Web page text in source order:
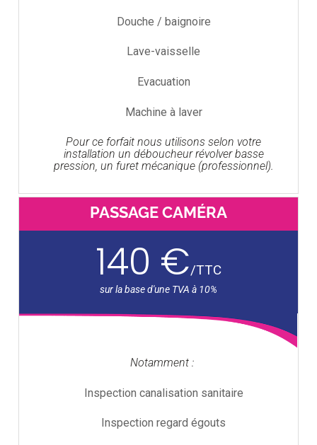
Douche / baignoire
Lave-vaisselle
Evacuation
Machine à laver
Pour ce forfait nous utilisons selon votre
installation un déboucheur révolver basse
pression, un furet mécanique (professionnel).
PASSAGE CAMÉRA
140 €/TTC
Notamment :
Inspection canalisation sanitaire
Inspection regard égouts